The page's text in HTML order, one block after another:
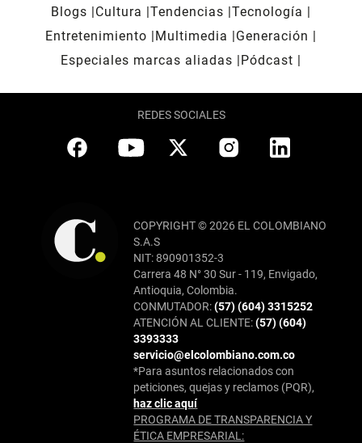
Blogs
Cultura Tendencias Tecnología
Entretenimiento
Multimedia
Generación
Especiales marcas aliadas
Pódcast
REDES SOCIALES
COPYRIGHT © 2026 EL COLOMBIANO
S.A.S
NIT: 890901352-3
Carrera 48 N° 30 Sur - 119, Envigado,
Antioquia, Colombia.
CONMUTADOR:(57) (604) 3315252
ATENCIÓN AL CLIENTE:(57) (604)
3393333
servicio@elcolombiano.com.co
*Para asuntos relacionados con
peticiones, quejas y reclamos (PQR),
haz clic aquí
PROGRAMA DE TRANSPARENCIA Y
ÉTICA EMPRESARIAL: